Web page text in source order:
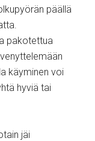
päällä
pakotettua
käyminen voi
hyviä tai
jäi